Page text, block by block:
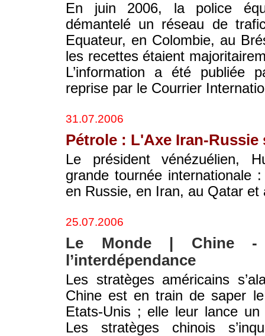
En juin 2006, la police
démantelé un réseau de
Equateur, en Colombie, au
les recettes étaient
L’information a été publiée
reprise par le Courrier
31.07.2006
Pétrole : L'Axe Iran-
Le président vénézuélien,
grande tournée internationale
en Russie, en Iran, au Qatar et
25.07.2006
Le Monde | Chine -
l’interdépendance
Les stratèges américains
Chine est en train de saper
Etats-Unis ; elle leur lance
Les stratèges chinois